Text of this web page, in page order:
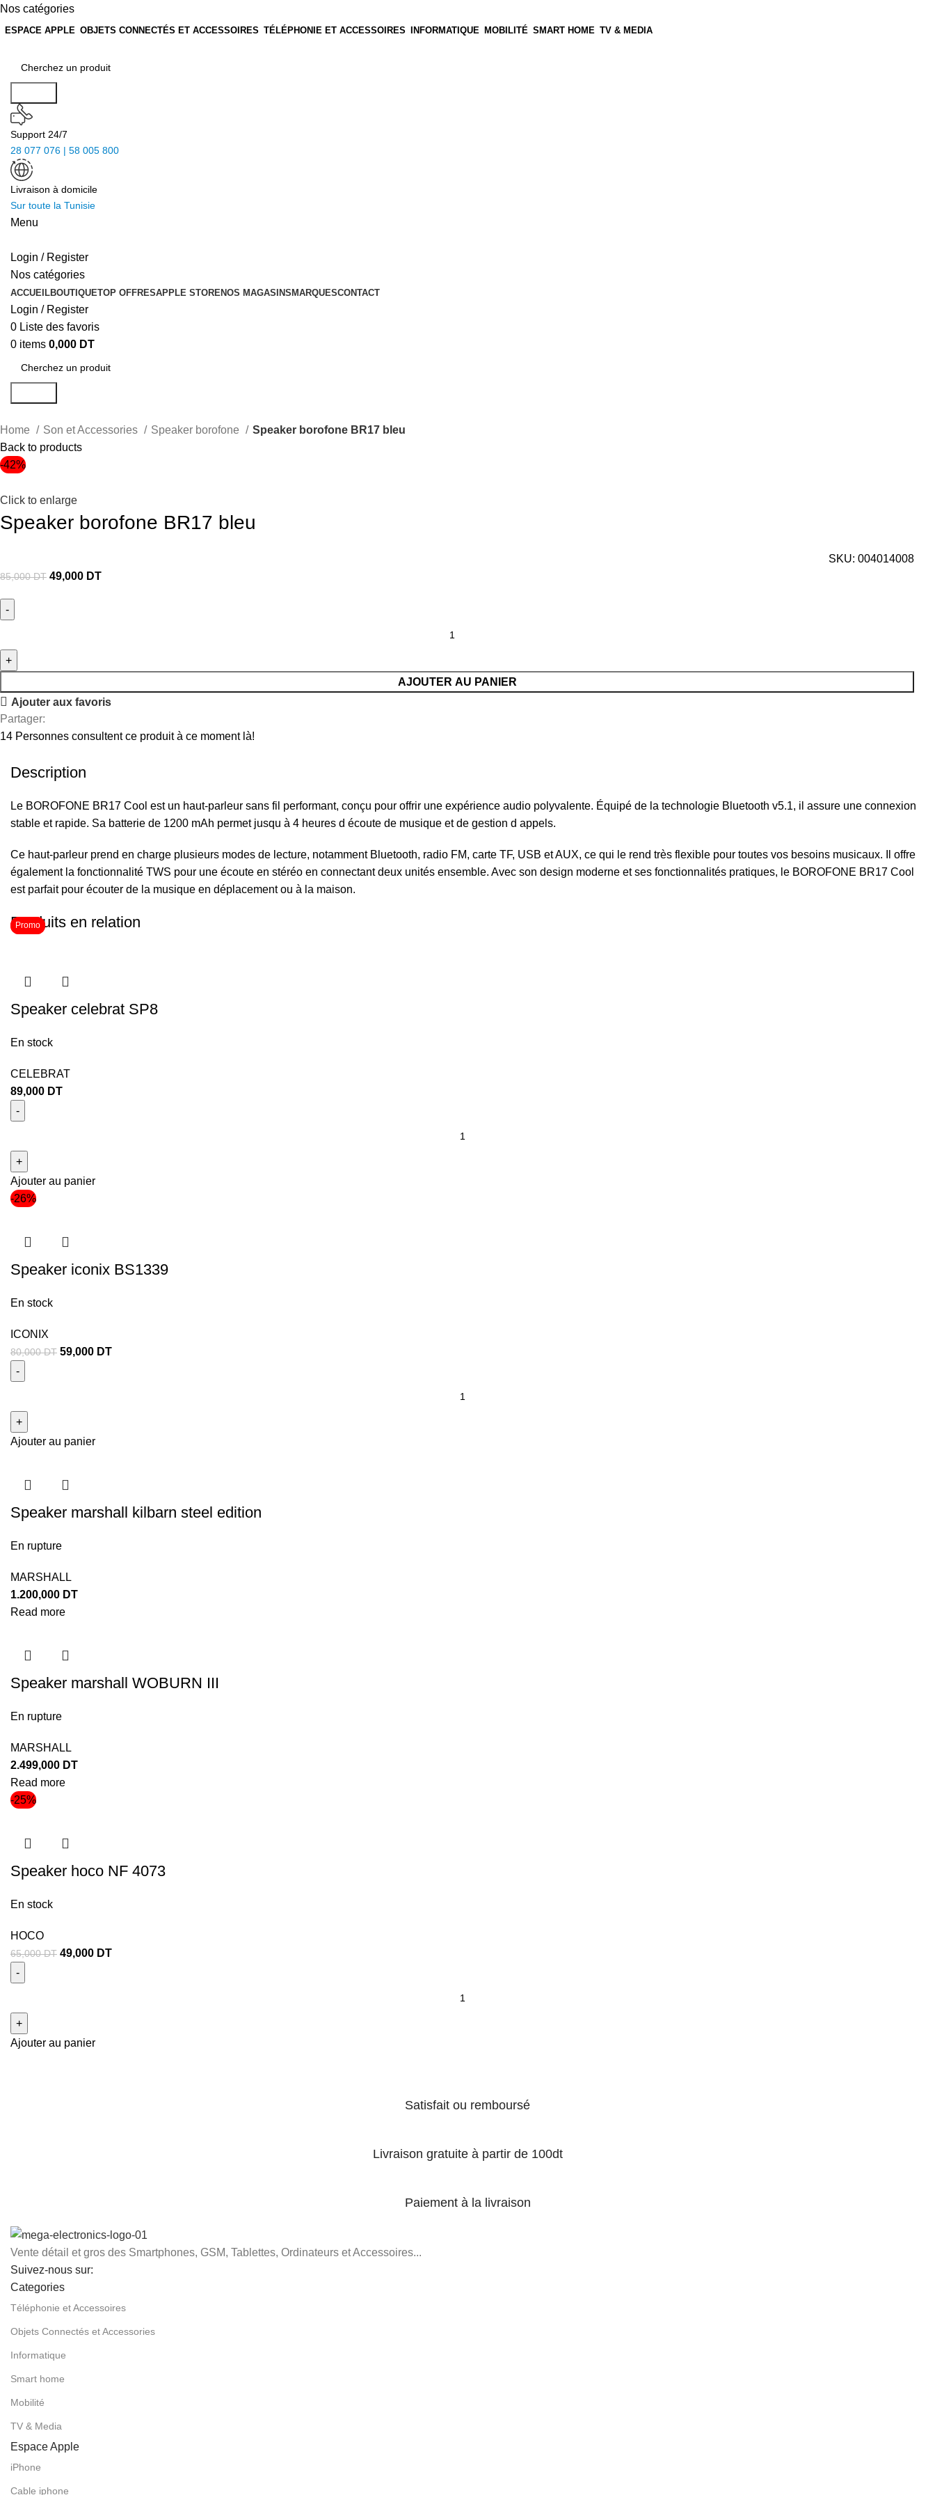
Nos catégories
ESPACE APPLE OBJETS CONNECTÉS ET ACCESSOIRES TÉLÉPHONIE ET ACCESSOIRES INFORMATIQUE MOBILITÉ SMART HOME TV & MEDIA
Support 24/7
28 077 076 | 58 005 800
Livraison à domicile
Sur toute la Tunisie
Menu
Login / Register
Nos catégories
ACCUEILBOUTIQUETOP OFFRESAPPLE STORENOS MAGASINSMARQUESCONTACT
Login / Register
0 Liste des favoris
0 items 0,000 DT
Home Son et Accessories Speaker borofone
Speaker borofone BR17 bleu
Back to products
-42%
Click to enlarge
Speaker borofone BR17 bleu
SKU:004014008
85,000DT 49,000 DT
AJOUTER AU PANIER
Ajouter aux favoris
Partager:
14 Personnes consultent ce produit à ce moment là!
Description
Le BOROFONE BR17 Cool est un haut-parleur sans fil performant, conçu pour offrir une expérience audio polyvalente. Équipé de la technologie Bluetooth v5.1, il assure une connexion
stable et rapide. Sa batterie de 1200 mAh permet jusqu à 4 heures d écoute de musique et de gestion d appels.
Ce haut-parleur prend en charge plusieurs modes de lecture, notamment Bluetooth, radio FM, carte TF, USB et AUX, ce qui le rend très flexible pour toutes vos besoins musicaux. Il offre
également la fonctionnalité TWS pour une écoute en stéréo en connectant deux unités ensemble. Avec son design moderne et ses fonctionnalités pratiques, le BOROFONE BR17 Cool
est parfait pour écouter de la musique en déplacement ou à la maison.
Produits en relation
Speaker celebrat SP8
En stock
CELEBRAT
89,000 DT
Ajouter au panier
-26%
Promo
Speaker iconix BS1339
En stock
ICONIX
80,000DT 59,000 DT
Ajouter au panier
Speaker marshall kilbarn steel edition
En rupture
MARSHALL
1.200,000 DT
Read more
Speaker marshall WOBURN III
En rupture
MARSHALL
2.499,000 DT
Read more
-25%
Promo
Speaker hoco NF 4073
En stock
HOCO
65,000DT 49,000 DT
Ajouter au panier
Satisfait ou remboursé
Livraison gratuite à partir de 100dt
Paiement à la livraison
Vente détail et gros des Smartphones, GSM, Tablettes, Ordinateurs et Accessoires...
Suivez-nous sur:
Categories
Téléphonie et Accessoires
Objets Connectés et Accessories
Informatique
Smart home
Mobilité
TV & Media
Espace Apple
iPhone
Cable iphone